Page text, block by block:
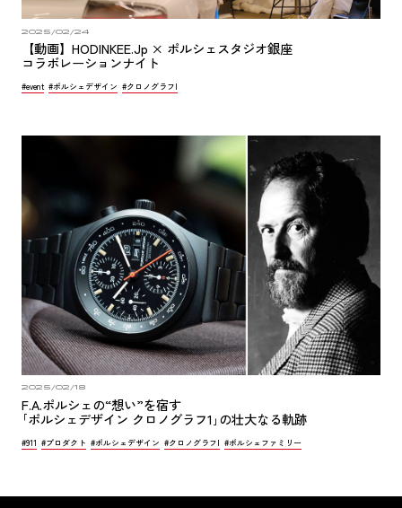
2025/02/24
【動画】HODINKEE.Jp × ポルシェスタジオ銀座
コラボレーションナイト
#event #ポルシェデザイン #クロノグラフI
2025/02/18
F.A.ポルシェの“想い”を宿す
｢ポルシェデザイン クロノグラフ1｣の壮大なる軌跡
#911 #プロダクト #ポルシェデザイン #クロノグラフI #ポルシェファミリー